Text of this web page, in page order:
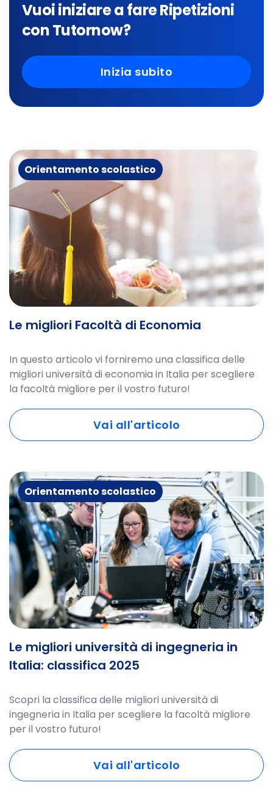
Vuoi iniziare a fare Ripetizioni
con Tutornow?
Inizia subito
Orientamento scolastico
Le migliori Facoltà di Economia
In questo articolo vi forniremo una classifica delle
migliori università di economia in Italia per scegliere
la facoltà migliore per il vostro futuro!
Vai all'articolo
Orientamento scolastico
Le migliori università di ingegneria in
Italia: classifica 2025
Scopri la classifica delle migliori università di
ingegneria in Italia per scegliere la facoltà migliore
per il vostro futuro!
Vai all'articolo